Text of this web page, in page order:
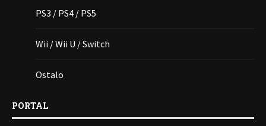
PS3 / PS4 / PS5
Wii / Wii U / Switch
Ostalo
PORTAL